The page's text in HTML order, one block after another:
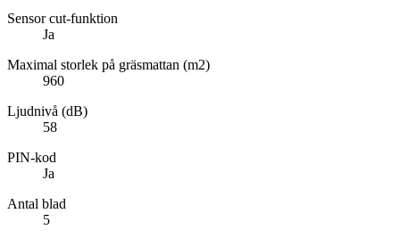
Sensor cut-funktion
Ja
Maximal storlek på gräsmattan (m2)
960
Ljudnivå (dB)
58
PIN-kod
Ja
Antal blad
5